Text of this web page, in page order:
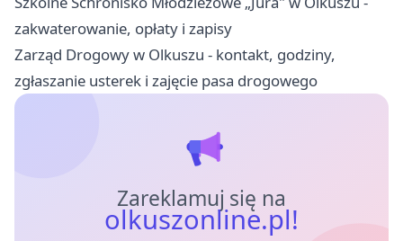
zakwaterowanie, opłaty i zapisy
Zarząd Drogowy w Olkuszu - kontakt, godziny,
zgłaszanie usterek i zajęcie pasa drogowego
Zareklamuj się na
olkuszonline.pl!